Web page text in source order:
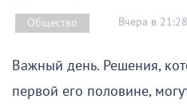
Общество Вчера в 21:28
Важный день. Решения,
первой его половине,